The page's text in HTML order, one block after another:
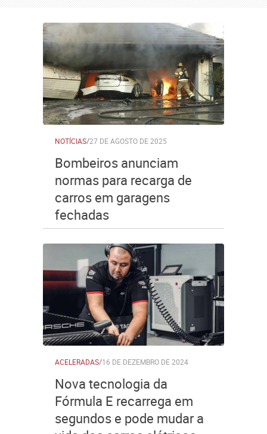
NOTÍCIAS/27 DE AGOSTO DE 2025
Bombeiros anunciam
normas para recarga de
carros em garagens
fechadas
ACELERADAS/16 DE DEZEMBRO DE 2024
Nova tecnologia da
Fórmula E recarrega em
segundos e pode mudar a